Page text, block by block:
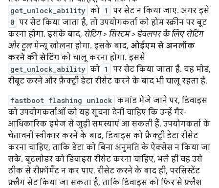
get_unlock_ability को 1 पर सेट न किया जाए. अगर इसे
0 पर सेट किया जाता है, तो उपयोगकर्ता को होम स्क्रीन पर बूट
करना होगा. इसके बाद, सेटिंग > सिस्टम > डेवलपर के लिए सेटिंग
और टूलमेन्यू खोलना होगा. इसके बाद, ओईएम से अनलॉक
करने की सेटिंग को चालू करना होगा. इससे
get_unlock_ability को 1
पर सेट किया जाता है. यह मोड,
रीबूट करने और फ़ैक्ट्री डेटा रीसेट करने के बाद भी चालू रहता है.
fastboot flashing unlock कमांड भेजे जाने पर, डिवाइस
को उपयोगकर्ताओं को यह सूचना देनी चाहिए कि उन्हें गैर-
आधिकारिक इमेज से जुड़ी समस्याएं आ सकती हैं. उपयोगकर्ता के
चेतावनी स्वीकार करने के बाद, डिवाइस को फ़ैक्ट्री डेटा रीसेट
करना चाहिए, ताकि डेटा को बिना अनुमति के ऐक्सेस न किया जा
सके. बूटलोडर को डिवाइस रीसेट करना चाहिए, भले ही वह उसे
ठीक से रीफ़ॉर्मैट न कर पाए. रीसेट करने के बाद ही, परसिस्टेंट
फ़्लैग सेट किया जा सकता है, ताकि डिवाइस को फिर से फ़्लैश